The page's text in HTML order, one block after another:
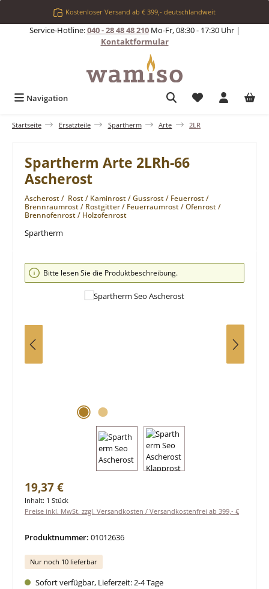
Zum Hauptinhalt springenKostenloser Versand ab € 399,- deutschlandweit
Service-Hotline:040 - 28 48 48 210Mo-Fr, 08:30 - 17:30 Uhr |
Kontaktformular
Navigation Du hast 0
Startseite Ersatzteile Spartherm Arte 2LR
Spartherm Arte 2LRh-66
Ascherost
Ascherost / Rost / Kaminrost / Gussrost / Feuerrost /
Brennraumrost / Rostgitter / Feuerraumrost / Ofenrost /
Brennofenrost / Holzofenrost
Spartherm
Bildergalerie überspringen
Bitte lesen Sie die Produktbeschreibung.
Regulärer Preis:
19,37 €
Inhalt: 1 Stück
Preise inkl. MwSt. zzgl. Versandkosten / Versandkostenfrei ab 399,- €
Produktnummer: 01012636
Nur noch 10 lieferbar
Sofort verfügbar, Lieferzeit: 2-4 Tage